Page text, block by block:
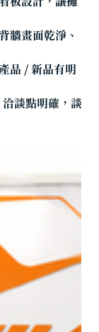
牆畫面乾淨、
品 / 新品有明
洽談點明確，談